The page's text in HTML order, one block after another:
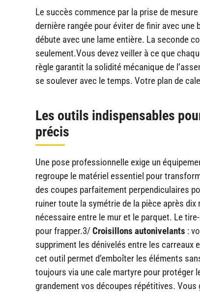
Le succès commence par la prise de
dernière rangée pour éviter de finir avec
débute avec une lame entière. La seconde
seulement.Vous devez veiller à ce que
règle garantit la solidité mécanique de
se soulever avec le temps. Votre plan de
Les outils indispensables
précis
Une pose professionnelle exige un
regroupe le matériel essentiel pour
des coupes parfaitement perpendiculaires
ruiner toute la symétrie de la pièce après dix
nécessaire entre le mur et le parquet. Le
pour frapper.3/Croisillons autonivelants :
suppriment les dénivelés entre les carreaux
cet outil permet d’emboîter les éléments
toujours via une cale martyre pour protéger
grandement vos découpes répétitives.